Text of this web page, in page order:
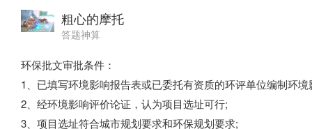
粗心的摩托
答题神算
环保批文审批条件：
1、已填写环境影响报告表或已委托有资质的环评单位编制环
2、经环境影响评价论证，认为项目选址可行;
3、项目选址符合城市规划要求和环保规划要求;